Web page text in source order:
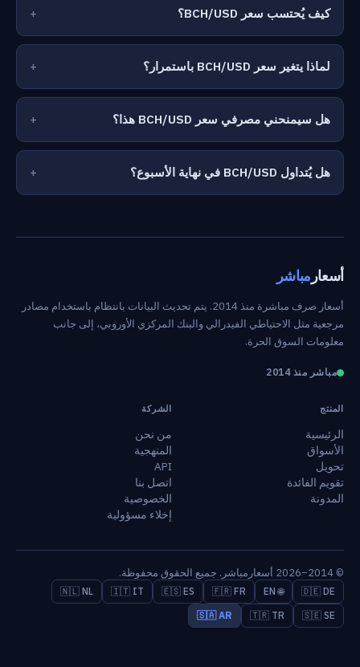
كيف يُحتسب سعر BCH/USD؟
لماذا يتغير سعر BCH/USD باستمرار؟
هل سيمنحني مصرفي سعر BCH/USD هذا؟
هل يُتداول BCH/USD في نهاية الأسبوع؟
أسعار مباشر
أسعار صرف مباشرة منذ 2014. يتم تحديث البيانات بانتظام باستخدام مصادر
مرجعية مثل الاحتياطي الفيدرالي والبنك المركزي الأوروبي، إلى جانب
معلومات السوق الحرة.
مباشر منذ 2014
المنتج
الرئيسية
الأسواق
تحويل
تقويم الفائدة
المدونة
الشركة
من نحن
المنهجية
API
اتصل بنا
الخصوصية
إخلاء مسؤولية
© 2014–2026 أسعارمباشر. جميع الحقوق محفوظة.
🇩🇪 DE
🌐 EN
🇫🇷 FR
🇪🇸 ES
🇮🇹 IT
🇳🇱 NL
🇸🇪 SE
🇹🇷 TR
🇸🇦 AR